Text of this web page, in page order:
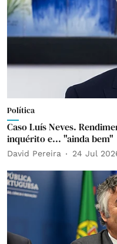
Política
Caso Luís Neves.
inquérito e... "ainda bem"
David Pereira 24 Jul